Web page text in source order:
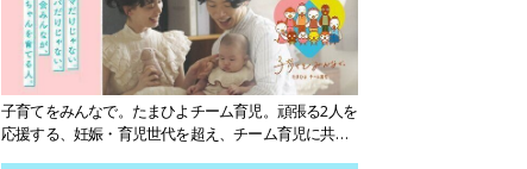
子育てをみんなで。たまひよチーム育児。頑張る2人を
応援する、妊娠・育児世代を超え、チーム育児に共感